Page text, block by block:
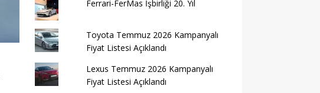
Ferrari-FerMas İşbirliği 20. Yıl
Toyota Temmuz 2026 Kampanyalı
Fiyat Listesi Açıklandı
Lexus Temmuz 2026 Kampanyalı
Fiyat Listesi Açıklandı